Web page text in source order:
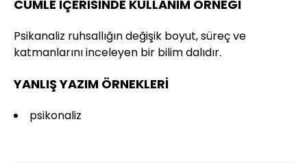
CÜMLE İÇERİSİNDE KULLANIM ÖRNEĞİ
Psikanaliz ruhsallığın değişik boyut, süreç ve
katmanlarını inceleyen bir bilim dalıdır.
YANLIŞ YAZIM ÖRNEKLERİ
psikonaliz